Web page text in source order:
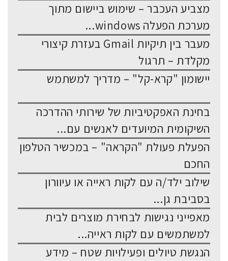
מצביע העכבר – שימוש ביישום מתוך
מערכת הפעלה windows...
מעבר בין תיקיות Gmail בעזרת קיצורי
מקלדת – תרגול
יישומון "קרא-קל" – מדריך למשתמש
בחינת האפקטיביות של שירותי ההדרכה
השיקומית המיועדים לאנשים עם...
הפעלת פעולת "הקראה" – במכשיר הטלפון
החכם
שילוב ילד/ה עם לקות ראייה או עיוורון
בסביבת גן...
מאפייני נגישות לבחירת מוצרים לבית
למשתמשים עם לקות ראייה...
הנגשת טיולים ופעילויות שטח – מידע